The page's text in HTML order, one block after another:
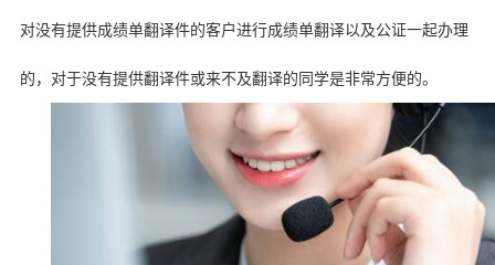
对没有提供成绩单翻译件的客户进行成绩单翻译以及公证一起办理
的，对于没有提供翻译件或来不及翻译的同学是非常方便的。